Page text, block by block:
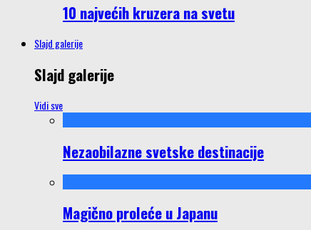
10 najvećih kruzera na svetu
Slajd galerije
Slajd galerije
Vidi sve
Nezaobilazne svetske destinacije
Magično proleće u Japanu